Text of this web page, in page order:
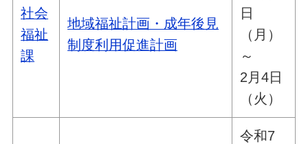
社会
福祉
課
地域福祉計画・成年後見
制度利用促進計画
日
（月）
～
2月4日
（火）
令和7